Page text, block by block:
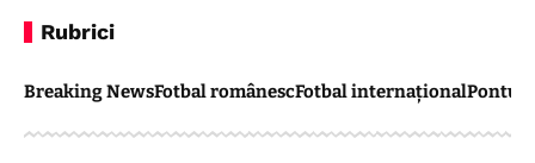
Rubrici
Breaking NewsFotbal românescFotbal internaționalPontul